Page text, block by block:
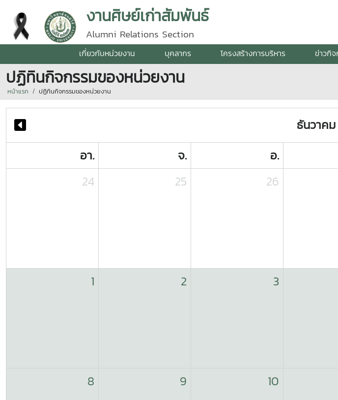
งานศิษย์เก่าสัมพันธ์
Alumni Relations Section
เกี่ยวกับหน่วยงาน บุคลากร โครงสร้างการบริหาร ข่าวกิ
ปฏิทินกิจกรรมของหน่วยงาน
หน้าแรก ปฏิทินกิจกรรมของหน่วยงาน
ธันวาค
อา.
จ. อ.
24
25 26
1 2 3
8 9 10